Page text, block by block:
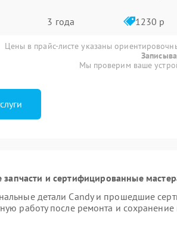
3 года 1230 р
Цены в прайс-листе указаны
Мы проверим ваше
и сертифицированные
детали Candy и прошедшие
работу после ремонта и сохранение